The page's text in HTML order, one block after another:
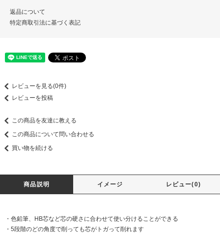
返品について
特定商取引法に基づく表記
レビューを見る(0件)
レビューを投稿
この商品を友達に教える
この商品について問い合わせる
買い物を続ける
商品説明 イメージ レビュー(0)
・色鉛筆、HB芯など芯の硬さに合わせて使い分けることができる
・5段階のどの角度で削っても芯がトガって削れます